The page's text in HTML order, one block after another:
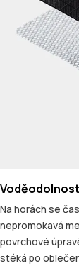
Voděodolnost
Na horách se
nepromokavá
povrchové
stéká po